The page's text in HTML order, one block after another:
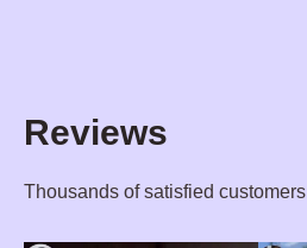
Reviews
Thousands of satisfied customers